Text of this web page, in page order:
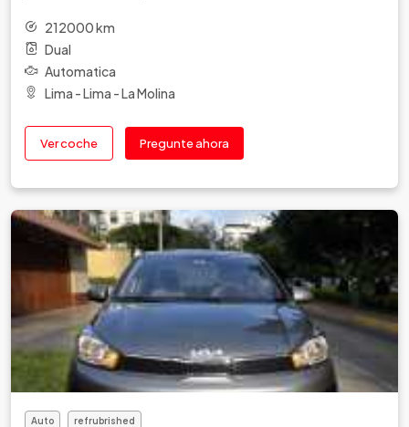
212000 km
Dual
Automatica
Lima - Lima - La Molina
Ver coche Pregunte ahora
Auto refrubrished